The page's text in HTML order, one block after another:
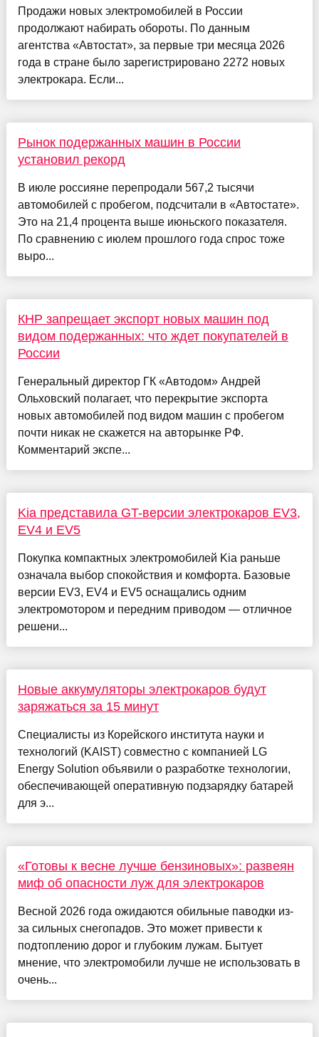
Продажи новых электромобилей в России
продолжают набирать обороты. По данным
агентства «Автостат», за первые три месяца 2026
года в стране было зарегистрировано 2272 новых
электрокара. Если...
Рынок подержанных машин в России
установил рекорд
В июле россияне перепродали 567,2 тысячи
автомобилей с пробегом, подсчитали в «Автостате».
Это на 21,4 процента выше июньского показателя.
По сравнению с июлем прошлого года спрос тоже
выро...
КНР запрещает экспорт новых машин под
видом подержанных: что ждет покупателей в
России
Генеральный директор ГК «Автодом» Андрей
Ольховский полагает, что перекрытие экспорта
новых автомобилей под видом машин с пробегом
почти никак не скажется на авторынке РФ.
Комментарий экспе...
Kia представила GT-версии электрокаров EV3,
EV4 и EV5
Покупка компактных электромобилей Kia раньше
означала выбор спокойствия и комфорта. Базовые
версии EV3, EV4 и EV5 оснащались одним
электромотором и передним приводом — отличное
решени...
Новые аккумуляторы электрокаров будут
заряжаться за 15 минут
Специалисты из Корейского института науки и
технологий (KAIST) совместно с компанией LG
Energy Solution объявили о разработке технологии,
обеспечивающей оперативную подзарядку батарей
для э...
«Готовы к весне лучше бензиновых»: развеян
миф об опасности луж для электрокаров
Весной 2026 года ожидаются обильные паводки из-
за сильных снегопадов. Это может привести к
подтоплению дорог и глубоким лужам. Бытует
мнение, что электромобили лучше не использовать в
очень...